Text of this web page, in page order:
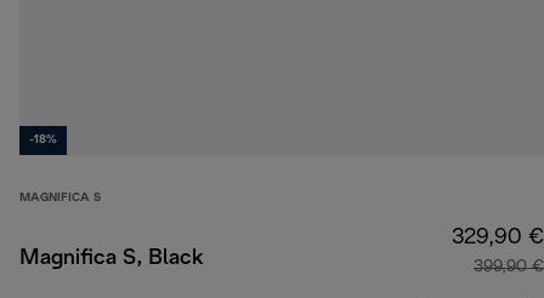
-18%
MAGNIFICA S
Magnifica S, Black
329,90 €
399,90 €